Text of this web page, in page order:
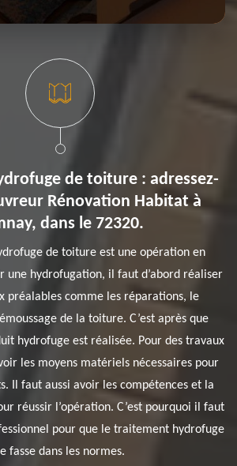
de toiture : adressez-
Rénovation Habitat à
dans le 72320.
de toiture est une opération en
une hydrofugation, il faut d’abord réaliser
préalables comme les réparations, le
de la toiture. C’est après que
hydrofuge est réalisée. Pour des travaux
les moyens matériels nécessaires pour
Il faut aussi avoir les compétences et la
réussir l’opération. C’est pourquoi il faut
pour que le traitement hydrofuge
fasse dans les normes.